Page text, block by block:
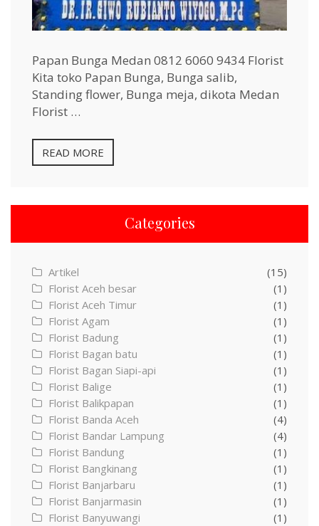
Papan Bunga Medan 0812 6060 9434 Florist
Kita toko Papan Bunga, Bunga salib,
Standing flower, Bunga meja, dikota Medan
Florist …
READ MORE
Categories
Artikel
(15)
Florist Aceh besar
(1)
Florist Aceh Timur
(1)
Florist Agam
(1)
Florist Badung
(1)
Florist Bagan batu
(1)
Florist Bagan Siapi-api
(1)
Florist Balige
(1)
Florist Balikpapan
(1)
Florist Banda Aceh
(4)
Florist Bandar Lampung
(4)
Florist Bandung
(1)
Florist Bangkinang
(1)
Florist Banjarbaru
(1)
Florist Banjarmasin
(1)
Florist Banyuwangi
(1)